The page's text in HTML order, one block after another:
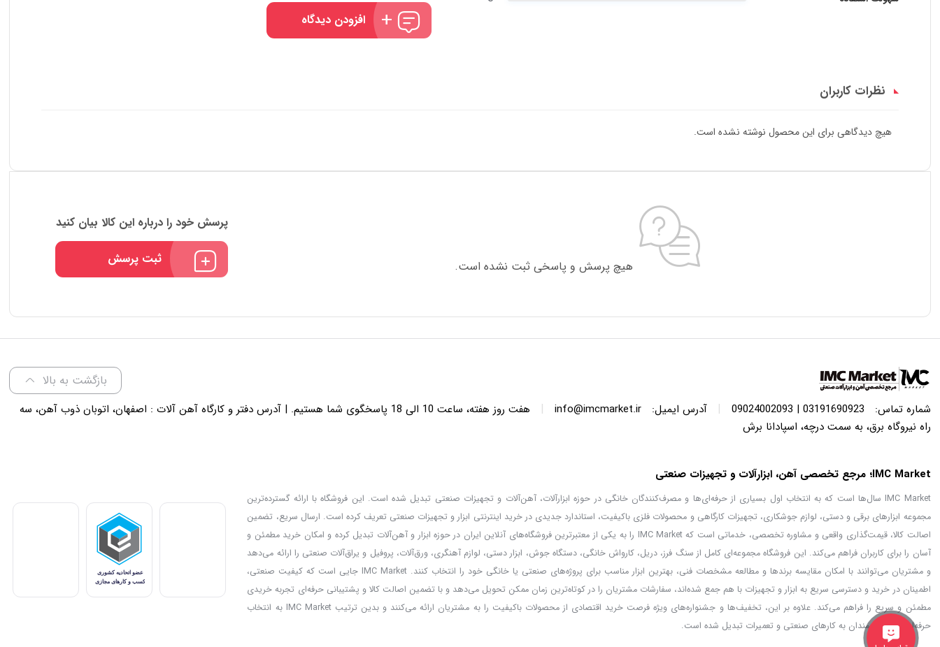
افزودن دیدگاه
نظرات کاربران
هیچ دیدگاهی برای این محصول نوشته نشده است.
هیچ پرسش و پاسخی ثبت نشده است.
پرسش خود را درباره این کالا بیان کنید
ثبت پرسش
بازگشت به بالا
شماره تماس: 03191690923 | 09024002093
| آدرس ایمیل: info@imcmarket.ir
|
هفت روز هفته، ساعت 10 الی 18 پاسخگوی شما هستیم. | آدرس دفتر و کارگاه آهن آلات : اصفهان، اتوبان ذوب آهن، سه
راه نیروگاه برق، به سمت درچه، اسپادانا برش
IMC Market؛ مرجع تخصصی آهن، ابزارآلات و تجهیزات صنعتی
IMC Market سال‌ها است که به انتخاب اول بسیاری از حرفه‌ای‌ها و مصرف‌کنندگان خانگی در حوزه ابزارآلات، آهن‌آلات و تجهیزات صنعتی تبدیل شده است. این فروشگاه با ارائه گسترده‌ترین
مجموعه ابزارهای برقی و دستی، لوازم جوشکاری، تجهیزات کارگاهی و محصولات فلزی باکیفیت، استاندارد جدیدی در خرید اینترنتی ابزار و تجهیزات صنعتی تعریف کرده است. ارسال سریع، تضمین
اصالت کالا، قیمت‌گذاری واقعی و مشاوره تخصصی، خدماتی است که IMC Market را به یکی از معتبرترین فروشگاه‌های آنلاین ایران در حوزه ابزار و آهن‌آلات تبدیل کرده و امکان خرید مطمئن و
آسان را برای کاربران فراهم می‌کند. این فروشگاه مجموعه‌ای کامل از سنگ فرز، دریل، کارواش خانگی، دستگاه جوش، ابزار دستی، لوازم آهنگری، ورق‌آلات، پروفیل و یراق‌آلات صنعتی را ارائه می‌دهد
و مشتریان می‌توانند با امکان مقایسه برندها و مطالعه مشخصات فنی، بهترین ابزار مناسب برای پروژه‌های صنعتی یا خانگی خود را انتخاب کنند. IMC Market جایی است که کیفیت صنعتی،
اطمینان در خرید و دسترسی سریع به ابزار و تجهیزات با هم جمع شده‌اند، سفارشات مشتریان را در کوتاه‌ترین زمان ممکن تحویل می‌دهد و با تضمین اصالت کالا و پشتیبانی حرفه‌ای تجربه خریدی
مطمئن و سریع را فراهم می‌کند. علاوه بر این، تخفیف‌ها و جشنواره‌های ویژه فرصت خرید اقتصادی از محصولات باکیفیت را به مشتریان ارائه می‌کنند و بدین ترتیب IMC Market به انتخاب
حرفه‌ای‌ها و علاقه‌مندان به کارهای صنعتی و تعمیرات تبدیل شده است.